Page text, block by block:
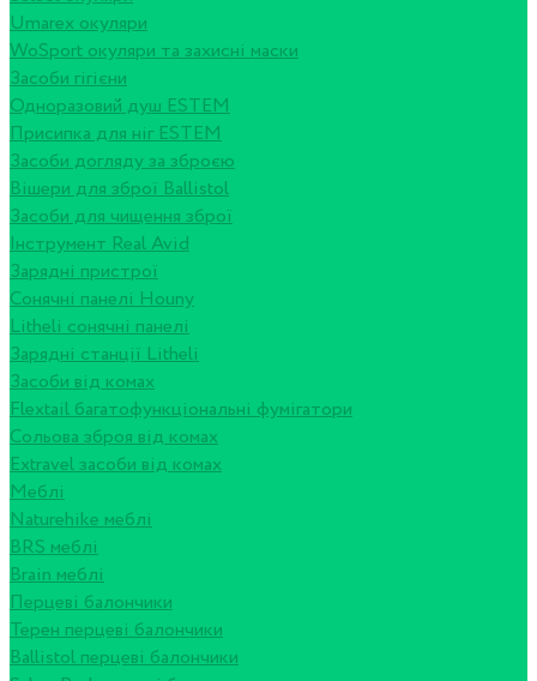
Umarex окуляри
WoSport окуляри та захисні маски
Засоби гігієни
Одноразовий душ ESTEM
Присипка для ніг ESTEM
Засоби догляду за зброєю
Вішери для зброї Ballistol
Засоби для чищення зброї
Інструмент Real Avid
Зарядні пристрої
Сонячні панелі Houny
Litheli сонячні панелі
Зарядні станції Litheli
Засоби від комах
Flextail багатофункціональні фумігатори
Сольова зброя від комах
Extravel засоби від комах
Меблі
Naturehike меблі
BRS меблі
Brain меблі
Перцеві балончики
Терен перцеві балончики
Ballistol перцеві балончики